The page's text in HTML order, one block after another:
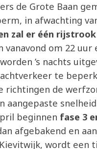
de Grote Baan
in afwachting
zal er één
vanavond om 22 uur
’s nachts
te
richtingen de
aangepaste
beginnen fase 3
afgebakend en
wordt een